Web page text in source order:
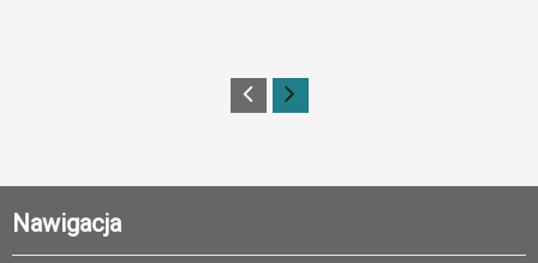
Nawigacja